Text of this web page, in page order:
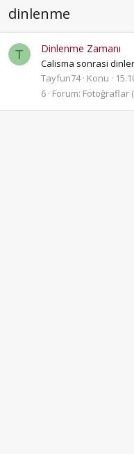
dinlenme
T Dinlenme Zamanı
Calisma sonrasi
Tayfun74 Konu
6 Forum: Fotoğraflar